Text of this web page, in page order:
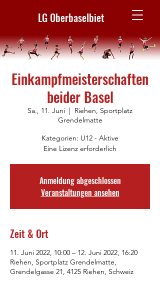
LG Oberbaselbiet
Einkampfmeisterschaften
beider Basel
Sa., 11. Juni
  |
Riehen, Sportplatz
Grendelmatte
Kategorien: U12 - Aktive
Eine Lizenz erforderlich
Anmeldung abgeschlossen
Veranstaltungen ansehen
Zeit & Ort
11. Juni 2022, 10:00 – 12. Juni 2022, 16:20
Riehen, Sportplatz Grendelmatte,
Grendelgasse 21, 4125 Riehen, Schweiz